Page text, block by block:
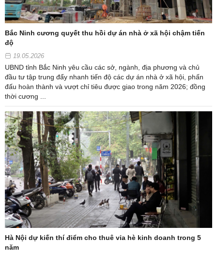
Bắc Ninh cương quyết thu hồi dự án nhà ở xã hội chậm tiến
độ
19.05.2026
UBND tỉnh Bắc Ninh yêu cầu các sở, ngành, địa phương và chủ
đầu tư tập trung đẩy nhanh tiến độ các dự án nhà ở xã hội, phấn
đấu hoàn thành và vượt chỉ tiêu được giao trong năm 2026; đồng
thời cương ...
Hà Nội dự kiến thí điểm cho thuê vỉa hè kinh doanh trong 5
năm